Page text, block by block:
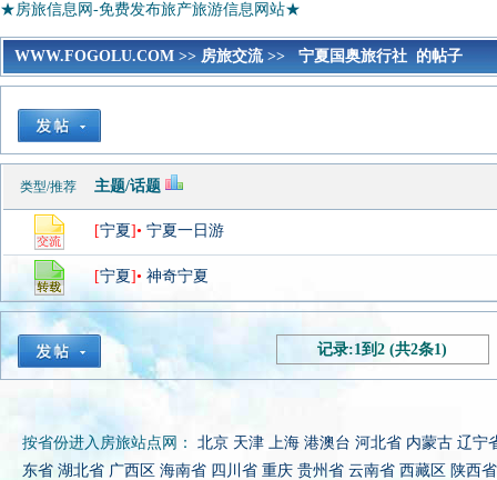
★房旅信息网-免费发布旅产旅游信息网站★
WWW.FOGOLU.COM >> 房旅交流>> 宁夏国奥旅行社 的帖子
类型/推荐 主题/话题
[宁夏]• 宁夏一日游
[宁夏]• 神奇宁夏
记录:1到2 (共2条1)
按省份进入房旅站点网： 北京 天津 上海 港澳台 河北省 内蒙古 辽宁
东省 湖北省 广西区 海南省 四川省 重庆 贵州省 云南省 西藏区 陕西省